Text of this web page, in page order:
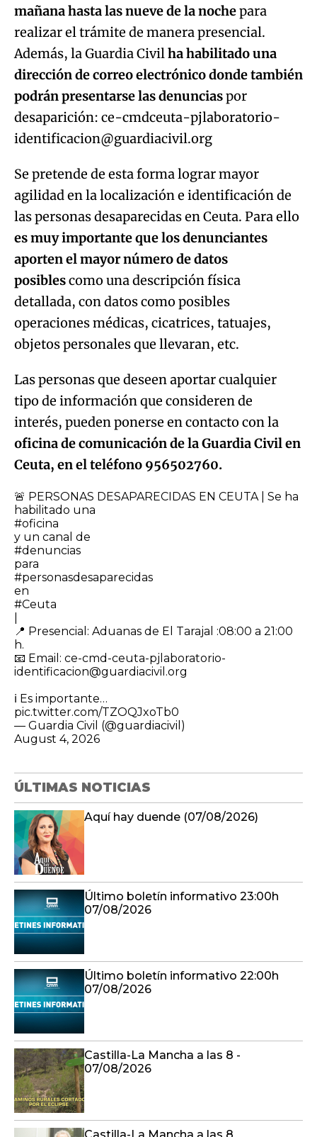
mañana hasta las nueve de la nochepara
realizar el trámite de manera presencial.
Además, la Guardia Civilha habilitado una
dirección de correo electrónico donde también
podrán presentarse las denunciaspor
desaparición: ce-cmdceuta-pjlaboratorio-
identificacion@guardiacivil.org
Se pretende de esta forma lograr mayor
agilidad en la localización e identificación de
las personas desaparecidas en Ceuta. Para ello
es muy importante que los denunciantes
aporten el mayor número de datos
posiblescomo una descripción física
detallada, con datos como posibles
operaciones médicas, cicatrices, tatuajes,
objetos personales que llevaran, etc.
Las personas que deseen aportar cualquier
tipo de información que consideren de
interés, pueden ponerse en contacto con la
oficina de comunicación de la Guardia Civil en
Ceuta, en el teléfono 956502760.
🚨 PERSONAS DESAPARECIDAS EN CEUTA | Se ha
habilitado una
#oficina
y un canal de
#denuncias
para
#personasdesaparecidas
en
#Ceuta
​📍 Presencial: Aduanas de El Tarajal :08:00 a 21:00
h.
📧 Email: ce-cmd-ceuta-pjlaboratorio-
identificacion@guardiacivil.org
ℹ️ Es importante…
pic.twitter.com/TZOQJxoTb0
— Guardia Civil (@guardiacivil)
August 4, 2026
ÚLTIMAS NOTICIAS
Aquí hay duende (07/08/2026)
Último boletín informativo 23:00h
07/08/2026
Último boletín informativo 22:00h
07/08/2026
Castilla-La Mancha a las 8 -
07/08/2026